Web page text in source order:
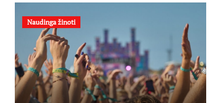
Naudinga žinoti